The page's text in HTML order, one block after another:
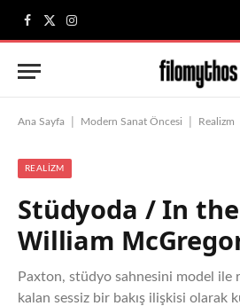
Facebook
X
(Twitter)
Instagram
Ana Sayfa Modern Sanat Öncesi Realizm
REALIZM
Stüdyoda / In
William
Paxton, stüdyo sahnesini model ile
kalan sessiz bir bakış ilişkisi olarak